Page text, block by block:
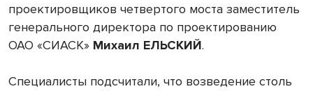
проектировщиков четвертого моста заместитель
генерального директора по проектированию
ОАО «СИАСК» Михаил ЕЛЬСКИЙ.
Специалисты подсчитали, что возведение столь